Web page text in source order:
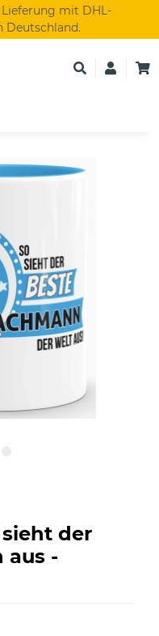
mit DHL-
Deutschland.
sieht der
aus -